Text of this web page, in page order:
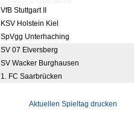
VfB Stuttgart II
KSV Holstein Kiel
SpVgg Unterhaching
SV 07 Elversberg
SV Wacker Burghausen
1. FC Saarbrücken
Aktuellen Spieltag drucken